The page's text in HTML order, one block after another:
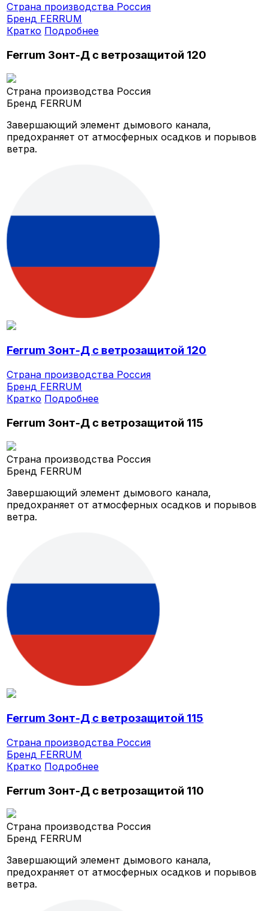
Страна производства Россия
Бренд FERRUM
Кратко Подробнее
Ferrum Зонт-Д с ветрозащитой 120
Страна производства Россия
Бренд FERRUM
Завершающий элемент дымового канала,
предохраняет от атмосферных осадков и порывов
ветра.
Ferrum Зонт-Д с ветрозащитой 120
Страна производства Россия
Бренд FERRUM
Кратко Подробнее
Ferrum Зонт-Д с ветрозащитой 115
Страна производства Россия
Бренд FERRUM
Завершающий элемент дымового канала,
предохраняет от атмосферных осадков и порывов
ветра.
Ferrum Зонт-Д с ветрозащитой 115
Страна производства Россия
Бренд FERRUM
Кратко Подробнее
Ferrum Зонт-Д с ветрозащитой 110
Страна производства Россия
Бренд FERRUM
Завершающий элемент дымового канала,
предохраняет от атмосферных осадков и порывов
ветра.